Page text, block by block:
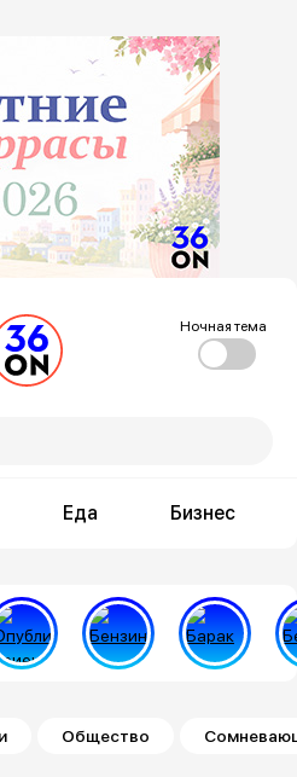
Ночная тема
Еда Бизнес
Общество